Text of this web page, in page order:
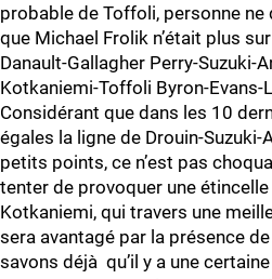
probable de Toffoli, personne
que Michael Frolik n’était plus
Danault-Gallagher Perry-Suzuki-
Kotkaniemi-Toffoli Byron-Evans-
Considérant que dans les 10
égales la ligne de Drouin-Suzuki-
petits points, ce n’est pas
tenter de provoquer une
Kotkaniemi, qui travers une
sera avantagé par la présence
savons déjà qu’il y a une